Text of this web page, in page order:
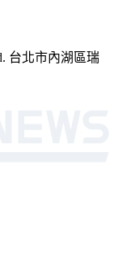
台北市內湖區瑞